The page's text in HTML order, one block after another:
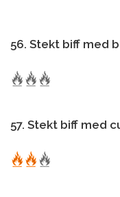
56. Stekt biff med
57. Stekt biff med